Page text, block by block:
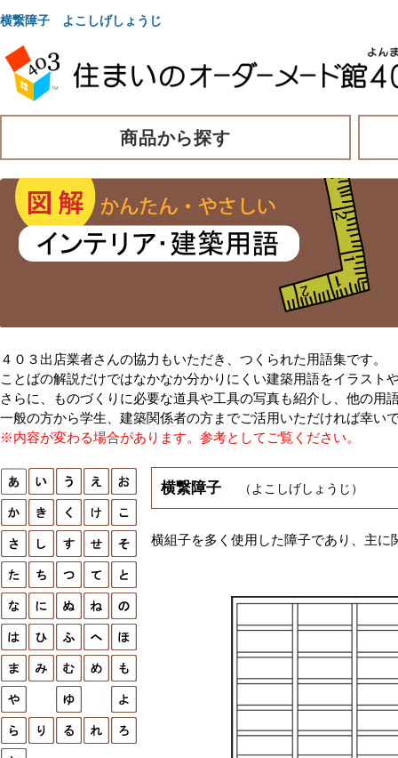
横繋障子 よこしげしょうじ
商品から探す
４０３出店業者さんの協力もいただき、つくられた用語集です。
ことばの解説だけではなかなか分かりにくい建築用語をイラスト
さらに、ものづくりに必要な道具や工具の写真も紹介し、他の
一般の方から学生、建築関係者の方までご活用いただければ幸い
※内容が変わる場合があります。参考としてご覧ください。
横繋障子 （よこしげしょうじ）
横組子を多く使用した障子であり、主に